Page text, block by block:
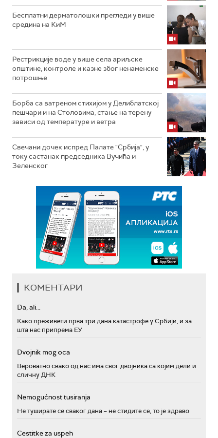
Бесплатни дерматолошки прегледи у више
средина на КиМ
Рестрикције воде у више села ариљске
општине, контроле и казне због ненаменске
потрошње
Борба са ватреном стихијом у Делиблатској
пешчари и на Столовима, стање на терену
зависи од температуре и ветра
Свечани дочек испред Палате "Србија", у
току састанак председника Вучића и
Зеленског
КОМЕНТАРИ
Da, ali...
Како преживети прва три дана катастрофе у Србији, и за
шта нас припрема ЕУ
Dvojnik mog oca
Вероватно свако од нас има свог двојника са којим дели и
сличну ДНК
Nemogućnost tusiranja
Не туширате се сваког дана – не стидите се, то је здраво
Cestitke za uspeh